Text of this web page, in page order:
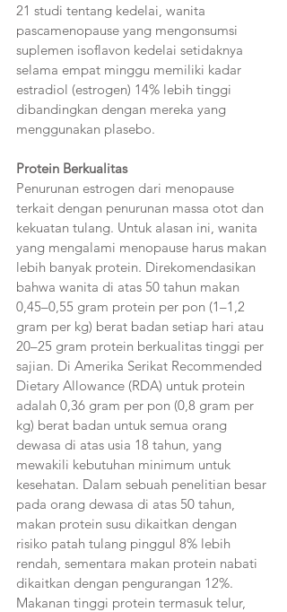
21 studi tentang kedelai, wanita
pascamenopause yang mengonsumsi
suplemen isoflavon kedelai setidaknya
selama empat minggu memiliki kadar
estradiol (estrogen) 14% lebih tinggi
dibandingkan dengan mereka yang
menggunakan plasebo.
Protein Berkualitas
Penurunan estrogen dari menopause
terkait dengan penurunan massa otot dan
kekuatan tulang. Untuk alasan ini, wanita
yang mengalami menopause harus makan
lebih banyak protein. Direkomendasikan
bahwa wanita di atas 50 tahun makan
0,45–0,55 gram protein per pon (1–1,2
gram per kg) berat badan setiap hari atau
20–25 gram protein berkualitas tinggi per
sajian. Di Amerika Serikat Recommended
Dietary Allowance (RDA) untuk protein
adalah 0,36 gram per pon (0,8 gram per
kg) berat badan untuk semua orang
dewasa di atas usia 18 tahun, yang
mewakili kebutuhan minimum untuk
kesehatan. Dalam sebuah penelitian besar
pada orang dewasa di atas 50 tahun,
makan protein susu dikaitkan dengan
risiko patah tulang pinggul 8% lebih
rendah, sementara makan protein nabati
dikaitkan dengan pengurangan 12%.
Makanan tinggi protein termasuk telur,